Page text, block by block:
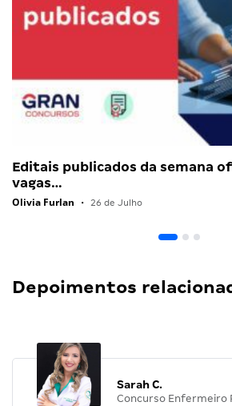
Editais publicados da semana
vagas…
Olivia Furlan • 26 de Julho
Depoimentos
Sarah C.
Concurso Enfermeiro